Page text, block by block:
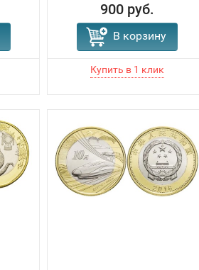
900 руб.
В корзину